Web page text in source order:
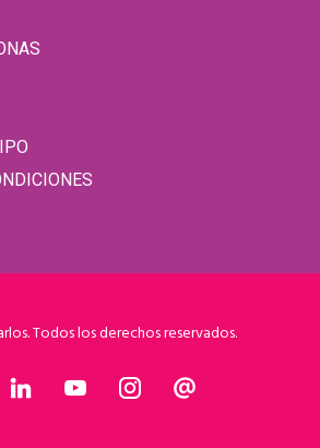
Todos los derechos reservados.